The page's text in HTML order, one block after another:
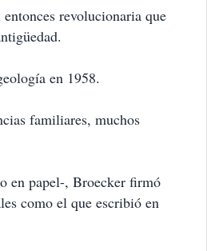
revolucionaria que
en 1958.
familiares, muchos
en papel-, Broecker firmó
como el que escribió en